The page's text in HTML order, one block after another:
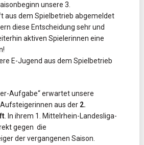
unsere 3.
aus dem Spielbetrieb abgemeldet
diese Entscheidung sehr und
aktiven Spielerinnen eine
E-Jugend aus dem Spielbetrieb
Aufgabe“ erwartet unsere
aus der2.
. In ihrem 1. Mittelrhein-Landesliga-
gegen die
der vergangenen Saison.